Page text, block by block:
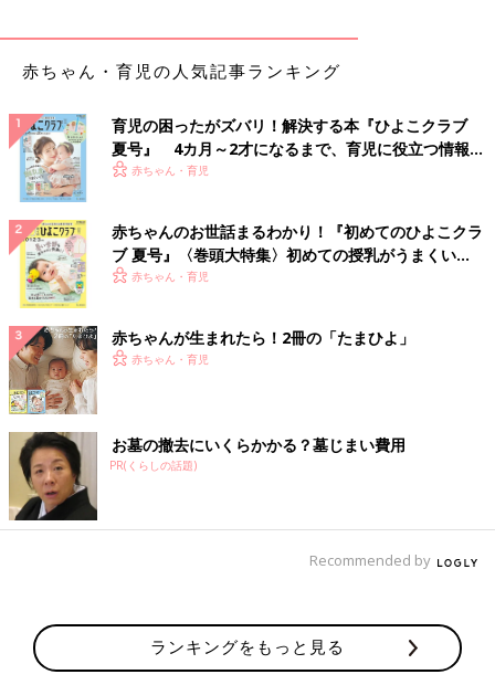
赤ちゃん・育児の人気記事ランキング
育児の困ったがズバリ！解決する本『ひよこクラブ
夏号』 4カ月～2才になるまで、育児に役立つ情報が
いっぱい！
赤ちゃん・育児
赤ちゃんのお世話まるわかり！『初めてのひよこクラ
ブ 夏号』〈巻頭大特集〉初めての授乳がうまくい
く！ おっぱい・ミルクの基本と夏のトラブル 解決テ
赤ちゃん・育児
赤ちゃんが生まれたら！2冊の「たまひよ」
赤ちゃん・育児
お墓の撤去にいくらかかる？墓じまい費用
PR(くらしの話題)
Recommended by
ランキングをもっと見る